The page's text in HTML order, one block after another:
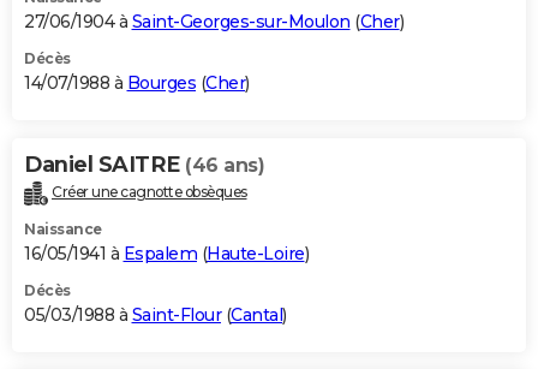
27/06/1904 à Saint-Georges-sur-Moulon (Cher)
Décès
14/07/1988 à Bourges (Cher)
Daniel SAITRE (46 ans)
Créer une cagnotte obsèques
Naissance
16/05/1941 à Espalem (Haute-Loire)
Décès
05/03/1988 à Saint-Flour(Cantal)